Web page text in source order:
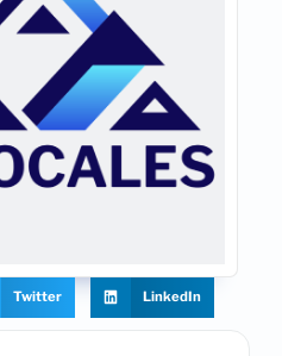
Twitter LinkedIn